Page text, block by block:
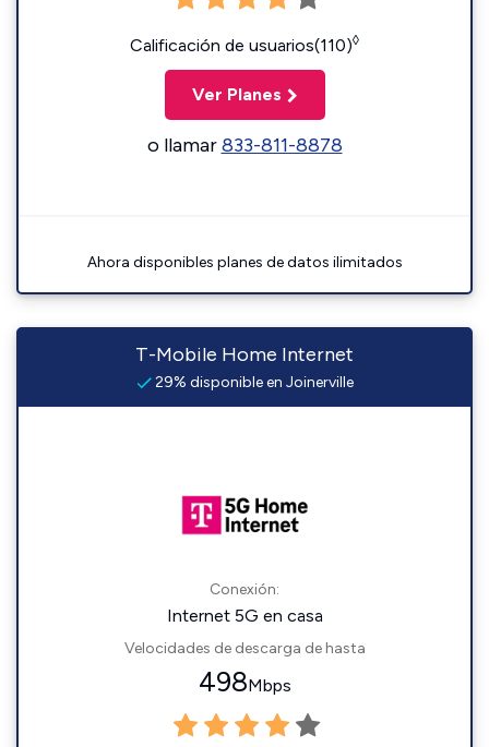
Calificación de usuarios(110)◊
Ver Planes
o llamar833-811-8878
Ahora disponibles planes de datos ilimitados
T-Mobile Home Internet
29% disponible en Joinerville
Conexión:
Internet 5G en casa
Velocidades de descarga de hasta
498Mbps